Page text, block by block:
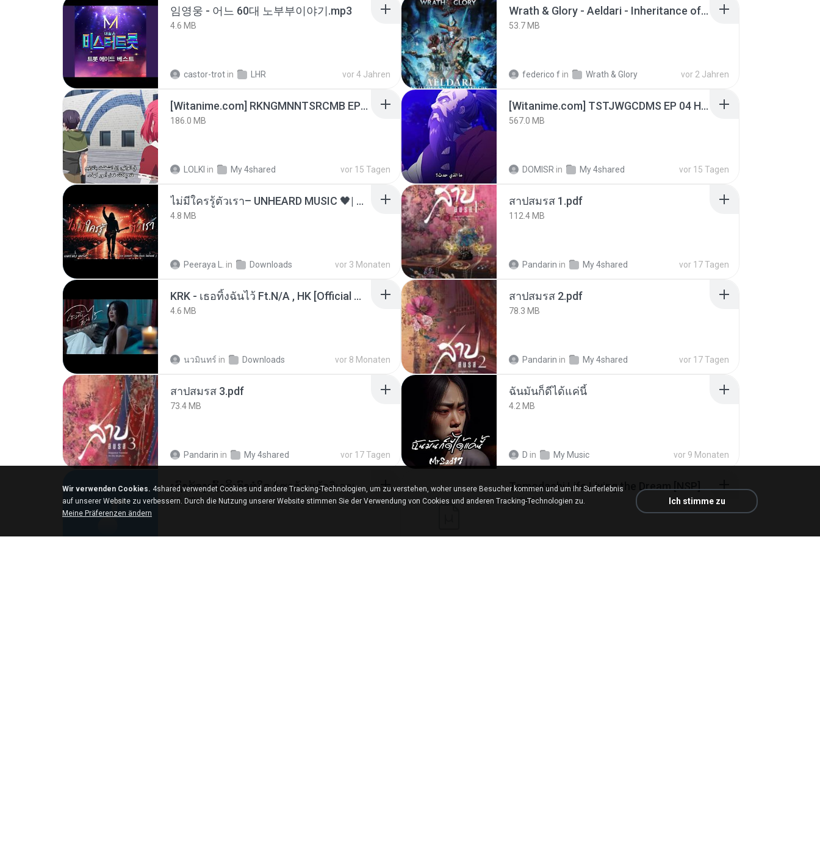
임영웅 - 어느 60대 노부부이야기.mp3
4.6 MB
castor-trot in LHR vor 4 Jahren
Wrath & Glory - Aeldari - Inheritance of Embers.pdf
53.7 MB
federico f in Wrath & Glory vor 2 Jahren
[Witanime.com] RKNGMNNTSRCMB EP 05 HD.mp4
186.0 MB
LOLKI in My 4shared vor 15 Tagen
[Witanime.com] TSTJWGCDMS EP 04 HD.mp4
567.0 MB
DOMISR in My 4shared vor 15 Tagen
ไม่มีใครรู้ตัวเรา– UNHEARD MUSIC 🖤| Official Lyric Video | เพลงสู้ชีวิต
4.8 MB
Peeraya L. in Downloads vor 3 Monaten
สาปสมรส 1.pdf
112.4 MB
Pandarin in My 4shared vor 17 Tagen
KRK - เธอทิ้งฉันไว้ Ft.N/A , HK [Official MV]
4.6 MB
นวมินทร์ in Downloads vor 8 Monaten
สาปสมรส 2.pdf
78.3 MB
Pandarin in My 4shared vor 17 Tagen
สาปสมรส 3.pdf
73.4 MB
Pandarin in My 4shared vor 17 Tagen
ฉันมันก็ดีได้แค่นี้
4.2 MB
D in My Music vor 9 Monaten
ເຊົາຮ້ອງເຖົ້າຊິເອົາທໍ່ໃດ (เซาฮ้องเถ้าสิเอาเท่าใด) ບຸນເກີດ ຫນູຫ່ວງ ft. ໂສພາ ຈຸນທະລາ
6.0 MB
Tomodachi Life Living the Dream [NSP].torrent
252 KB
Wir verwenden Cookies. 4shared verwendet Cookies und andere Tracking-Technologien, um zu verstehen, woher unsere Besucher kommen und um Ihr Surferlebnis
auf unserer Website zu verbessern. Durch die Nutzung unserer Website stimmen Sie der Verwendung von Cookies und anderen Tracking-Technologien zu.
Meine Präferenzen ändern
Ich stimme zu